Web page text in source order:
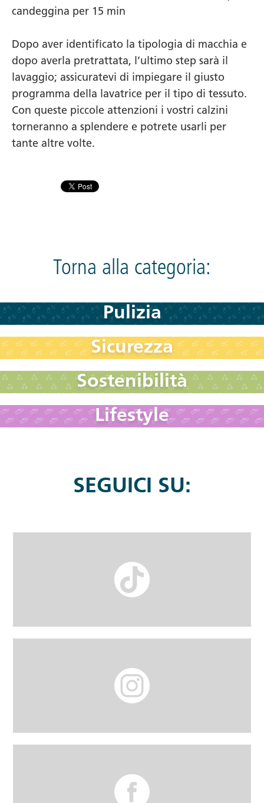
candeggina per 15 min
Dopo aver identificato la tipologia di macchia e
dopo averla pretrattata, l’ultimo step sarà il
lavaggio; assicuratevi di impiegare il giusto
programma della lavatrice per il tipo di tessuto.
Con queste piccole attenzioni i vostri calzini
torneranno a splendere e potrete usarli per
tante altre volte.
Torna alla categoria:
Pulizia
Sicurezza
Sostenibilità
Lifestyle
SEGUICI SU: